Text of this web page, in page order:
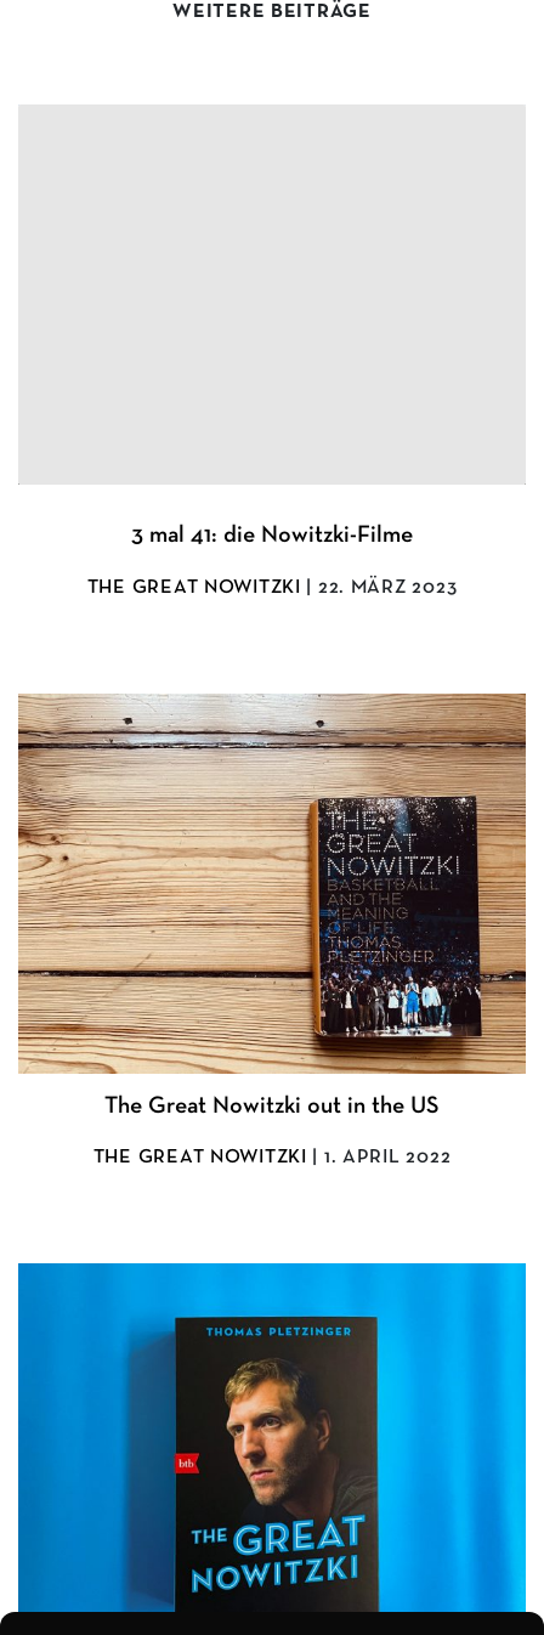
WEITERE BEITRÄGE
3 mal 41: die Nowitzki-Filme
THE GREAT NOWITZKI | 22. MÄRZ 2023
The Great Nowitzki out in the US
THE GREAT NOWITZKI | 1. APRIL 2022